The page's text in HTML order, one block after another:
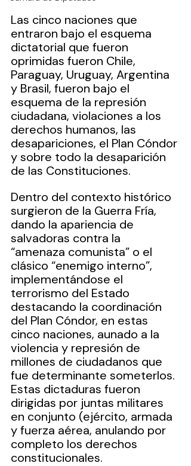
Las cinco naciones que
entraron bajo el esquema
dictatorial que fueron
oprimidas fueron Chile,
Paraguay, Uruguay, Argentina
y Brasil, fueron bajo el
esquema de la represión
ciudadana, violaciones a los
derechos humanos, las
desapariciones, el Plan Cóndor
y sobre todo la desaparición
de las Constituciones.
Dentro del contexto histórico
surgieron de la Guerra Fría,
dando la apariencia de
salvadoras contra la
“amenaza comunista” o el
clásico “enemigo interno”,
implementándose el
terrorismo del Estado
destacando la coordinación
del Plan Cóndor, en estas
cinco naciones, aunado a la
violencia y represión de
millones de ciudadanos que
fue determinante someterlos.
Estas dictaduras fueron
dirigidas por juntas militares
en conjunto (ejército, armada
y fuerza aérea, anulando por
completo los derechos
constitucionales.